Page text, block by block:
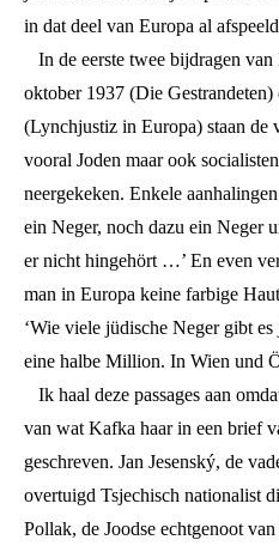
in dat deel van Europa al
In de eerste twee bijdragen
oktober 1937 (Die
(Lynchjustiz in Europa) staan de
vooral Joden maar ook
neergekeken. Enkele
ein Neger, noch dazu ein Neger
er nicht hingehört …’ En even
man in Europa keine farbige
‘Wie viele jüdische Neger gibt
eine halbe Million. In Wien und
Ik haal deze passages aan
van wat Kafka haar in een brief
geschreven. Jan Jesenský, de
overtuigd Tsjechisch nationalist
Pollak, de Joodse echtgenoot